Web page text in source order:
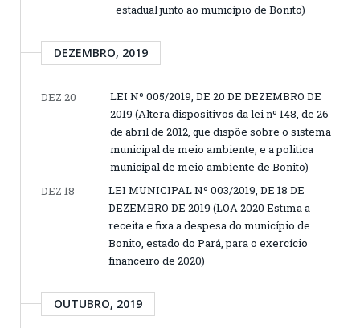
estadual junto ao município de Bonito)
DEZEMBRO, 2019
DEZ 20
LEI Nº 005/2019, DE 20 DE DEZEMBRO DE
2019 (Altera dispositivos da lei nº 148, de 26
de abril de 2012, que dispõe sobre o sistema
municipal de meio ambiente, e a politica
municipal de meio ambiente de Bonito)
DEZ 18
LEI MUNICIPAL Nº 003/2019, DE 18 DE
DEZEMBRO DE 2019 (LOA 2020 Estima a
receita e fixa a despesa do município de
Bonito, estado do Pará, para o exercício
financeiro de 2020)
OUTUBRO, 2019